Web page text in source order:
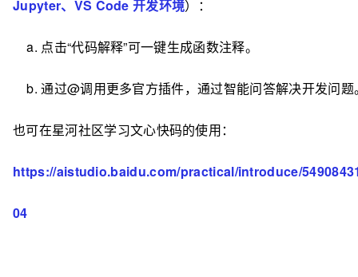
Jupyter、VS Code 开发环境）：
a. 点击“代码解释”可一键生成函数注释。
b. 通过@调用更多官方插件，通过智能问答解决开发问题
也可在星河社区学习文心快码的使用：
https://aistudio.baidu.com/practical/introduce/
04